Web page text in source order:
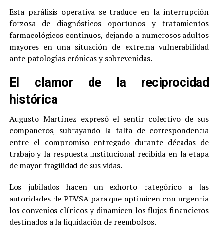
Esta parálisis operativa se traduce en la interrupción
forzosa de diagnósticos oportunos y tratamientos
farmacológicos continuos, dejando a numerosos adultos
mayores en una situación de extrema vulnerabilidad
ante patologías crónicas y sobrevenidas.
El clamor de la reciprocidad
histórica
Augusto Martínez expresó el sentir colectivo de sus
compañeros, subrayando la falta de correspondencia
entre el compromiso entregado durante décadas de
trabajo y la respuesta institucional recibida en la etapa
de mayor fragilidad de sus vidas.
Los jubilados hacen un exhorto categórico a las
autoridades de PDVSA para que optimicen con urgencia
los convenios clínicos y dinamicen los flujos financieros
destinados a la liquidación de reembolsos.